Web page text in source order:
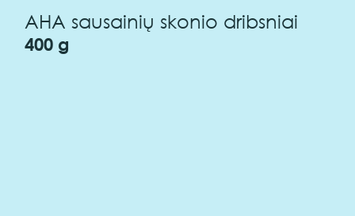
AHA sausainių skonio dribsniai
400 g